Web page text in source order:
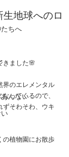
ちへ
んない
地球へのロ
きました🌸
界のエレメンタル
ってくるので、
ずそわそわ、ウキ
の植物園にお散歩